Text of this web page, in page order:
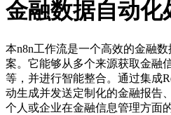
金融数据自动化
本n8n工作流是一个高效的金融
案。它能够从多个来源获取金融
等，并进行智能整合。通过集成
动生成并发送定制化的金融报告
个人或企业在金融信息管理方面